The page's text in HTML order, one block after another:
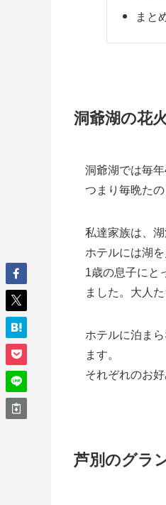
まと
洞爺湖の花火
洞爺湖では毎
つまり毎晩たの
私達家族は、
ホテルには湖
1歳の息子にと
ました。大人
ホテルに泊ま
ます。
それぞれのお
芦別のグラ